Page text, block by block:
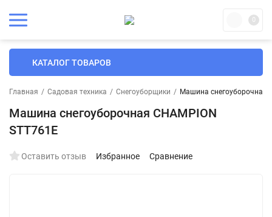
0
КАТАЛОГ ТОВАРОВ
Главная / Садовая техника / Снегоуборщики / Машина снегоуборочная
Машина снегоуборочная CHAMPION
STT761E
Оставить отзыв Избранное Сравнение